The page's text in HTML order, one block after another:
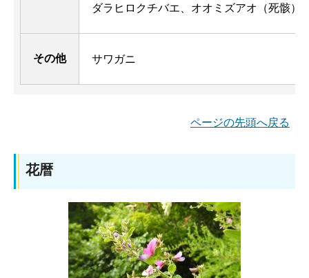
ダラヒロクチバエ、オオミズアオ（死骸）
その他 サワガニ
ページの先頭へ戻る
花暦